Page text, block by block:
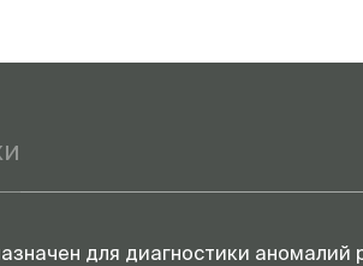
для диагностики аномалий